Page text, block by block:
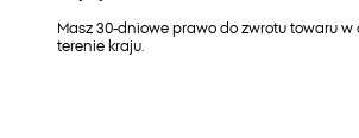
Masz 30-dniowe prawo do zwrotu towaru
terenie kraju.